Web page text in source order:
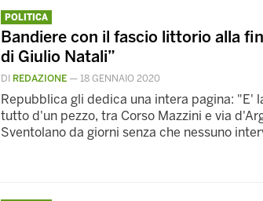
POLITICA
Bandiere con il fascio littorio alla
di Giulio Natali”
DI REDAZIONE — 18 GENNAIO 2020
Repubblica gli dedica una intera pagina: "E'
tutto d'un pezzo, tra Corso Mazzini e via
Sventolano da giorni senza che nessuno